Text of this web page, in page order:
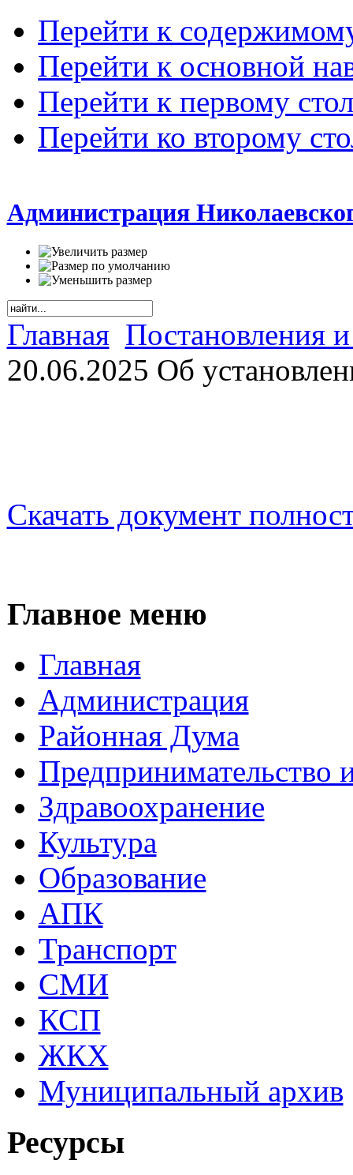
Перейти к
Перейти к основной
Перейти к первому
Перейти ко второму
Администрация
Главная Постановления
20.06.2025 Об
Скачать документ
Главное меню
Главная
Администрация
Районная Дума
Предпринимательство
Здравоохранение
Культура
Образование
АПК
Транспорт
СМИ
КСП
ЖКХ
Муниципальный архив
Ресурсы